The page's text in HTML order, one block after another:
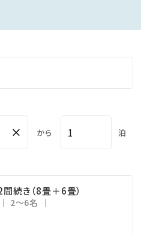
：15／2部 19：30～21：
合がございます
盛込んだ和洋バイキング
× から 泊
続き（8畳＋6畳）
2～6名